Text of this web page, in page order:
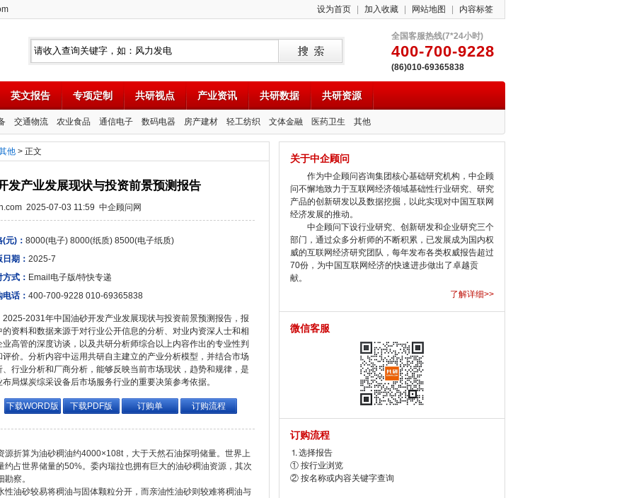
设为首页 加入收藏 网站地图 内容标签
全国客服热线(7*24小时)
400-700-9228
(86)010-69365838
英文报告 专项定制 共研视点 产业资讯 共研数据 共研资源
交通物流 农业食品 通信电子 数码电器 房产建材 轻工纺织 文体金融 医药卫生 其他
他 > 正文
发产业发展现状与投资前景预测报告
2025-07-03 11:59 中企顾问网
元)： 8000(电子) 8000(纸质) 8500(电子纸质)
日期： 2025-7
方式： Email电子版/特快专递
电话： 400-700-9228 010-69365838
2025-2031年中国油砂开发产业发展现状与投资前景预测报告，报
的资料和数据来源于对行业公开信息的分析、对业内资深人士和相
业高管的深度访谈，以及共研分析师综合以上内容作出的专业性判
评价。分析内容中运用共研自主建立的产业分析模型，并结合市场
、行业分析和厂商分析，能够反映当前市场现状，趋势和规律，是
布局煤炭综采设备后市场服务行业的重要决策参考依据。
下载WORD版 下载PDF版 订购单 订购流程
折算为油砂稠油约4000×108t，大于天然石油探明储量。世界上
占世界储量的50%。委内瑞拉也拥有巨大的油砂稠油资源，其次
察。
油砂较易将稠油与固体颗粒分开，而亲油性油砂则较难将稠油与
关于中企顾问
作为中企顾问咨询集团核心基础研究机构，中企顾
问不懈地致力于互联网经济领域基础性行业研究、研究
产品的创新研发以及数据挖掘，以此实现对中国互联网
经济发展的推动。
中企顾问下设行业研究、创新研发和企业研究三个
部门，通过众多分析师的不断积累，已发展成为国内权
威的互联网经济研究团队，每年发布各类权威报告超过
70份，为中国互联网经济的快速进步做出了卓越贡
献。
了解详细>>
微信客服
订购流程
⒈选择报告
① 按行业浏览
② 按名称或内容关键字查询